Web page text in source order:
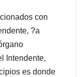
con
?a
Intendente,
es donde